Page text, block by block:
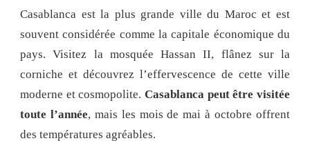
Casablanca est la plus grande ville du Maroc et est
souvent considérée comme la capitale économique du
pays. Visitez la mosquée Hassan II, flânez sur la
corniche et découvrez l’effervescence de cette ville
moderne et cosmopolite. Casablanca peut être visitée
toute l’année, mais les mois de mai à octobre offrent
des températures agréables.